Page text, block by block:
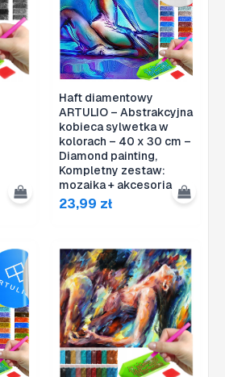
Haft diamentowy
ARTULIO – Abstrakcyjna
kobieca sylwetka w
kolorach – 40 x 30 cm –
Diamond painting,
Kompletny zestaw:
mozaika + akcesoria
23,99 zł